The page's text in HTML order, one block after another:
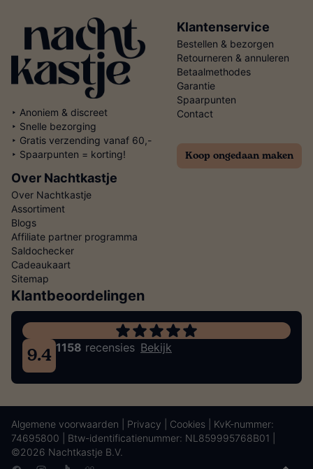
‣ Anoniem & discreet
‣ Snelle bezorging
‣ Gratis verzending vanaf 60,-
‣ Spaarpunten = korting!
Klantenservice
Bestellen & bezorgen
Retourneren & annuleren
Betaalmethodes
Garantie
Spaarpunten
Contact
Koop ongedaan maken
Over Nachtkastje
Over Nachtkastje
Assortiment
Blogs
Affiliate partner programma
Saldochecker
Cadeaukaart
Sitemap
Klantbeoordelingen
9.4 1158 recensies Bekijk
Algemene voorwaarden Privacy Cookies | KvK-nummer:
74695800 | Btw-identificatienummer: NL859995768B01 |
©2026 Nachtkastje B.V.